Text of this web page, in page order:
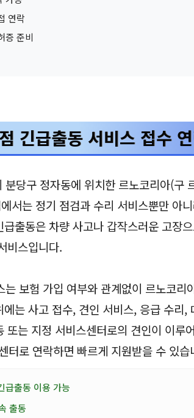
께 가져가면 더 정확한 서비스를 받을
중요하며, 부득이하게 일정을 변경해야
연락
증 준비
긴급출동 서비스 접수
분당구 정자동에 위치한 르노코리아(구
서는 정기 점검과 수리 서비스뿐만 아
출동은 차량 사고나 갑작스러운 고장
비스입니다.
보험 가입 여부와 관계없이 르노코리
는 사고 접수, 견인 서비스, 응급 수리,